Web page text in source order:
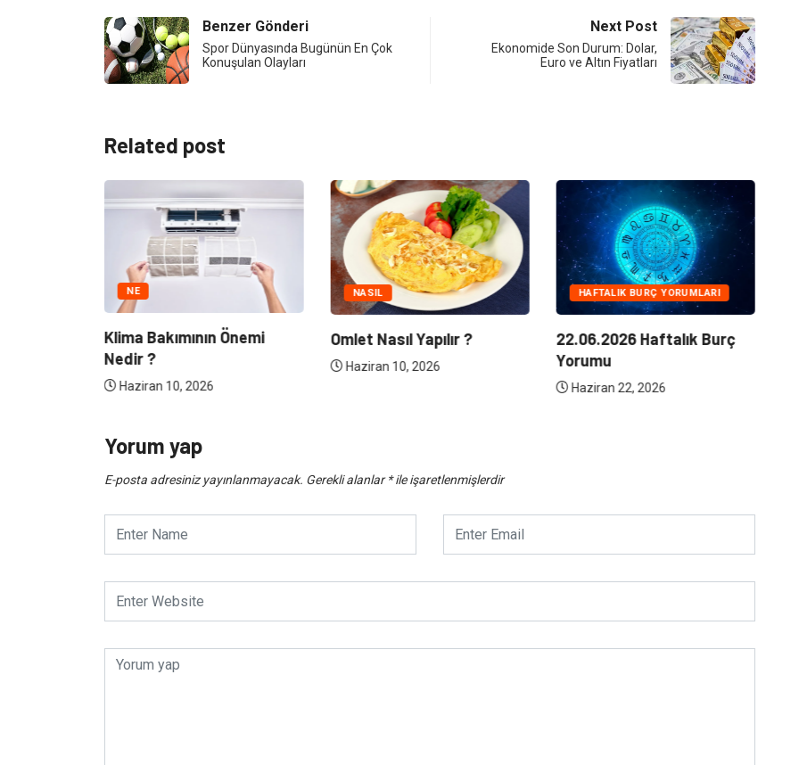
Benzer Gönderi
Spor Dünyasında Bugünün En Çok
Konuşulan Olayları
Next Post
Ekonomide Son Durum: Dolar,
Euro ve Altın Fiyatları
Related post
NE
Klima Bakımının Önemi
Nedir ?
Haziran 10, 2026
NASIL
Omlet Nasıl Yapılır ?
Haziran 10, 2026
HAFTALIK BURÇ YORUMLARI
22.06.2026 Haftalık Burç
Yorumu
Haziran 22, 2026
Yorum yap
E-posta adresiniz yayınlanmayacak. Gerekli alanlar*ile işaretlenmişlerdir